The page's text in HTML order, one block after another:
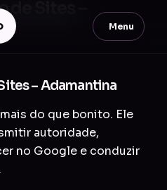
Menu
Sites –
– Adamantina
do que bonito. Ele
autoridade,
no Google e conduzir